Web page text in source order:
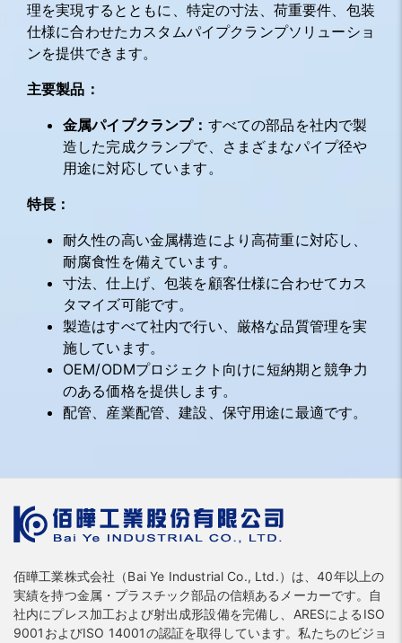
理を実現するとともに、特定の寸法、荷重要件、包装
仕様に合わせたカスタムパイプクランプソリューショ
ンを提供できます。
主要製品：
金属パイプクランプ： すべての部品を社内で製
造した完成クランプで、さまざまなパイプ径や
用途に対応しています。
特長：
耐久性の高い金属構造により高荷重に対応し、
耐腐食性を備えています。
寸法、仕上げ、包装を顧客仕様に合わせてカス
タマイズ可能です。
製造はすべて社内で行い、厳格な品質管理を実
施しています。
OEM/ODMプロジェクト向けに短納期と競争力
のある価格を提供します。
配管、産業配管、建設、保守用途に最適です。
佰曄工業株式会社（Bai Ye Industrial Co., Ltd.）は、40年以上の
実績を持つ金属・プラスチック部品の信頼あるメーカーです。自
社内にプレス加工および射出成形設備を完備し、ARESによるISO
9001およびISO 14001の認証を取得しています。私たちのビジョ